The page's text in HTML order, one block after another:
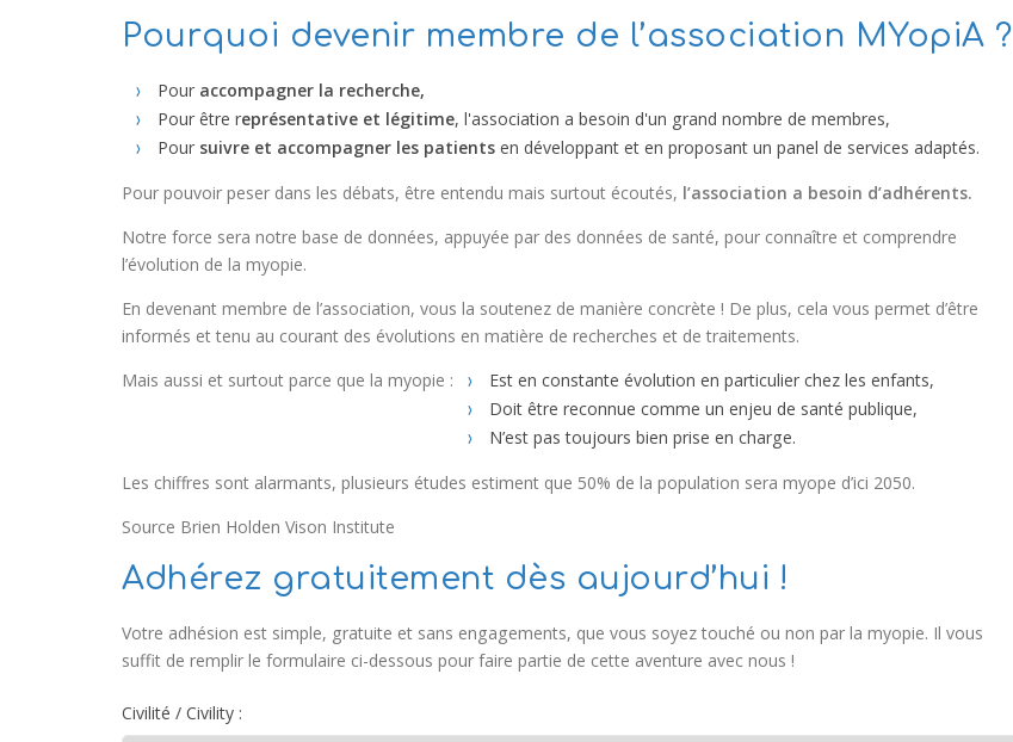
Pourquoi devenir membre de l’association MYopiA ?
Pour accompagner la recherche,
Pour être représentative et légitime, l'association a besoin d'un grand nombre de membres,
Pour suivre et accompagner les patients en développant et en proposant un panel de services adaptés.
Pour pouvoir peser dans les débats, être entendu mais surtout écoutés, l’association a besoin d’adhérents.
Notre force sera notre base de données, appuyée par des données de santé, pour connaître et comprendre
l’évolution de la myopie.
En devenant membre de l’association, vous la soutenez de manière concrète ! De plus, cela vous permet d’être
informés et tenu au courant des évolutions en matière de recherches et de traitements.
Mais aussi et surtout parce que la myopie :
Est en constante évolution en particulier chez les enfants,
Doit être reconnue comme un enjeu de santé publique,
N’est pas toujours bien prise en charge.
Les chiffres sont alarmants, plusieurs études estiment que 50% de la population sera myope d’ici 2050.
Source Brien Holden Vison Institute
Adhérez gratuitement dès aujourd’hui !
Votre adhésion est simple, gratuite et sans engagements, que vous soyez touché ou non par la myopie. Il vous
suffit de remplir le formulaire ci-dessous pour faire partie de cette aventure avec nous !
Civilité / Civility :